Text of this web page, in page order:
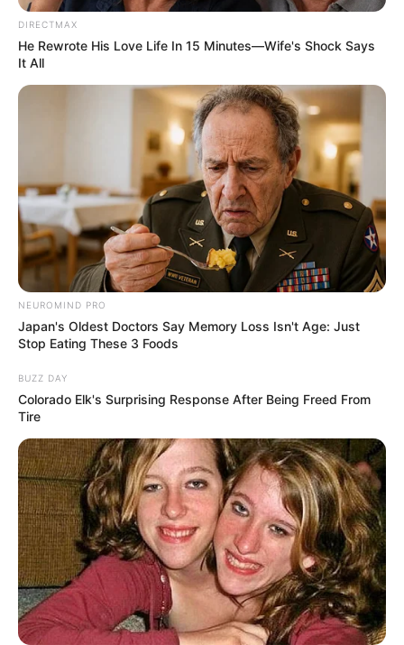
Bikin Ngakak, 10 Potret
Cosplay Murah Pakai Bahan
Anti Mainstream, 10 Cara
Membawa Barang Belanjaan
Versi Warga Thailand
Langka Banget! 10 Pose Lucu
Katak yang Bikin Ketawa
Gemes
DIRECTMAX
He Rewrote His Love Life In 15 Minutes—Wife's Shock Says
It All
NEUROMIND PRO
Japan's Oldest Doctors Say Memory Loss Isn't Age: Just
Stop Eating These 3 Foods
BUZZ DAY
Colorado Elk's Surprising Response After Being Freed From
Tire